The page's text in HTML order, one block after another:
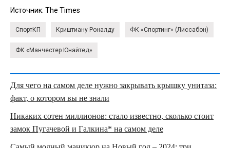
Источник: The Times
СпортКП Криштиану Роналду ФК «Спортинг» (Лиссабон)
ФК «Манчестер Юнайтед»
Для чего на самом деле нужно закрывать крышку унитаза:
факт, о котором вы не знали
Никаких сотен миллионов: стало известно, сколько стоит
замок Пугачевой и Галкина* на самом деле